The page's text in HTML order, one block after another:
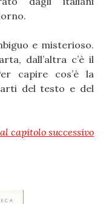
e misterioso.
dall’altra c’è il
capire cos’è la
del testo e del
capitolo successivo